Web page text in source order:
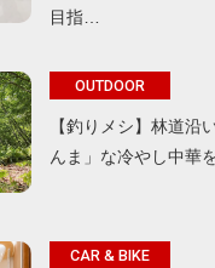
目指…
OUTDOOR
【釣りメシ】林道沿
んま」な冷やし中華
CAR & BIKE